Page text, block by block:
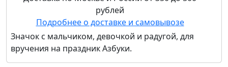
рублей
Подробнее о доставке и самовывозе
Значок с мальчиком, девочкой и радугой, для
вручения на праздник Азбуки.